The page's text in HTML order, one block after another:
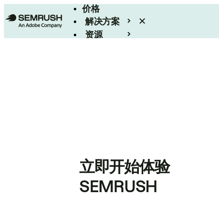
价格
解决方案
资源
立即开始体验
SEMRUSH